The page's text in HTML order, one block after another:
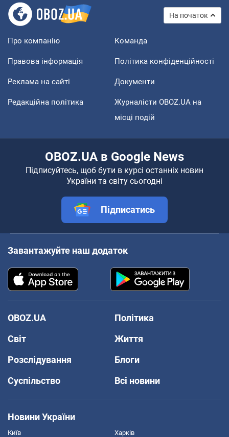
На початок
Про компанію Команда
Правова інформація Політика конфіденційності
Реклама на сайті Документи
Редакційна політика
Журналісти OBOZ.UA на
місці подій
OBOZ.UA в Google News
Підписуйтесь, щоб бути в курсі останніх новин
України та світу сьогодні
Підписатись
Завантажуйте наш додаток
OBOZ.UA
Політика
Світ
Життя
Розслідування
Блоги
Суспільство
Всі новини
Новини України
Київ Харків